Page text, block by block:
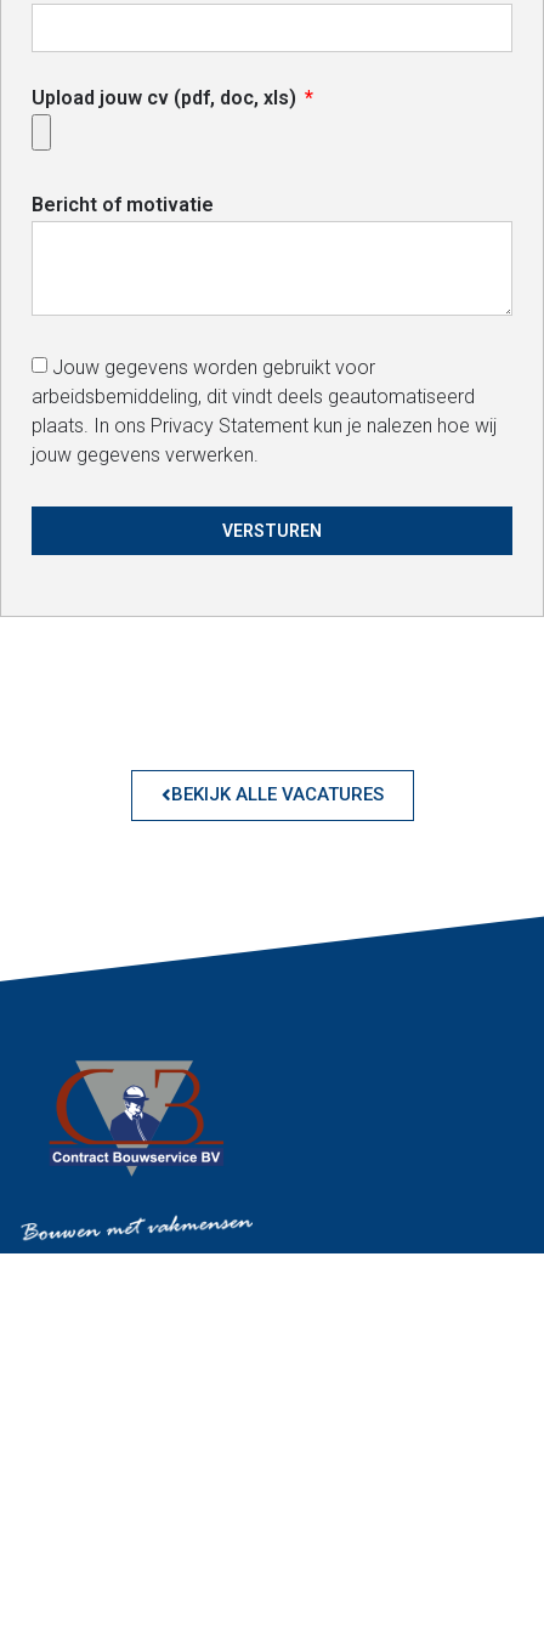
Upload jouw cv (pdf, doc, xls)
Bericht of motivatie
Jouw gegevens worden gebruikt voor
arbeidsbemiddeling, dit vindt deels geautomatiseerd
plaats. In ons Privacy Statement kun je nalezen hoe wij
jouw gegevens verwerken.
VERSTUREN
BEKIJK ALLE VACATURES